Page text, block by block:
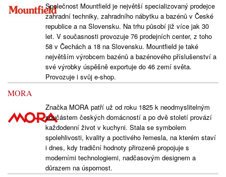
Společnost Mountfield je největší specializovaný prodejce
zahradní techniky, zahradního nábytku a bazénů v České
republice a na Slovensku. Na trhu působí již více jak 30
let. V současnosti provozuje 76 prodejních center, z toho
58 v Čechách a 18 na Slovensku. Mountfield je také
největším výrobcem bazénů a bazénového příslušenství a
své výrobky úspěšně exportuje do 46 zemí světa.
Provozuje i svůj e-shop.
MORA
Značka MORA patří už od roku 1825 k neodmyslitelným
součástem českých domácností a po dvě století provází
každodenní život v kuchyni. Stala se symbolem
spolehlivosti, kvality a poctivého řemesla, na kterém staví
i dnes, kdy tradiční hodnoty přirozeně propojuje s
moderními technologiemi, nadčasovým designem a
důrazem na úspornost.